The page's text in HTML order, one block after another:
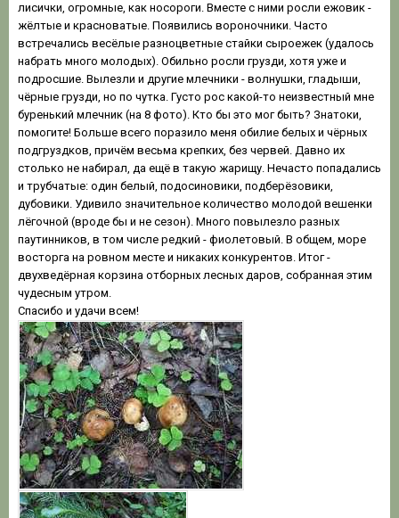
лисички, огромные, как носороги. Вместе с ними росли ежовик -
жёлтые и красноватые. Появились вороночники. Часто
встречались весёлые разноцветные стайки сыроежек (удалось
набрать много молодых). Обильно росли грузди, хотя уже и
подросшие. Вылезли и другие млечники - волнушки, гладыши,
чёрные грузди, но по чутка. Густо рос какой-то неизвестный мне
буренький млечник (на 8 фото). Кто бы это мог быть? Знатоки,
помогите! Больше всего поразило меня обилие белых и чёрных
подгруздков, причём весьма крепких, без червей. Давно их
столько не набирал, да ещё в такую жарищу. Нечасто попадались
и трубчатые: один белый, подосиновики, подберёзовики,
дубовики. Удивило значительное количество молодой вешенки
лёгочной (вроде бы и не сезон). Много повылезло разных
паутинников, в том числе редкий - фиолетовый. В общем, море
восторга на ровном месте и никаких конкурентов. Итог -
двухведёрная корзина отборных лесных даров, собранная этим
чудесным утром.
Спасибо и удачи всем!